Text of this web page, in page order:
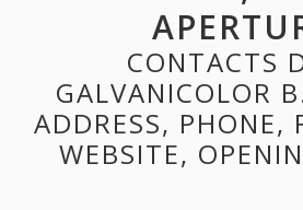
CONTACTS
GALVANICOLOR
ADDRESS, PHONE,
WEBSITE,